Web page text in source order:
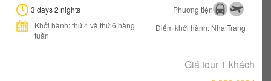
3 days 2 nights
Phương tiện
Khởi hành: thứ 4 và thứ 6 hàng
tuần
Điểm khởi hành: Nha Trang
Giá tour 1 khách